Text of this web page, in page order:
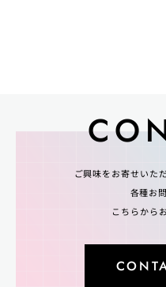
ご興味をお寄せいた
各種お
こちらから